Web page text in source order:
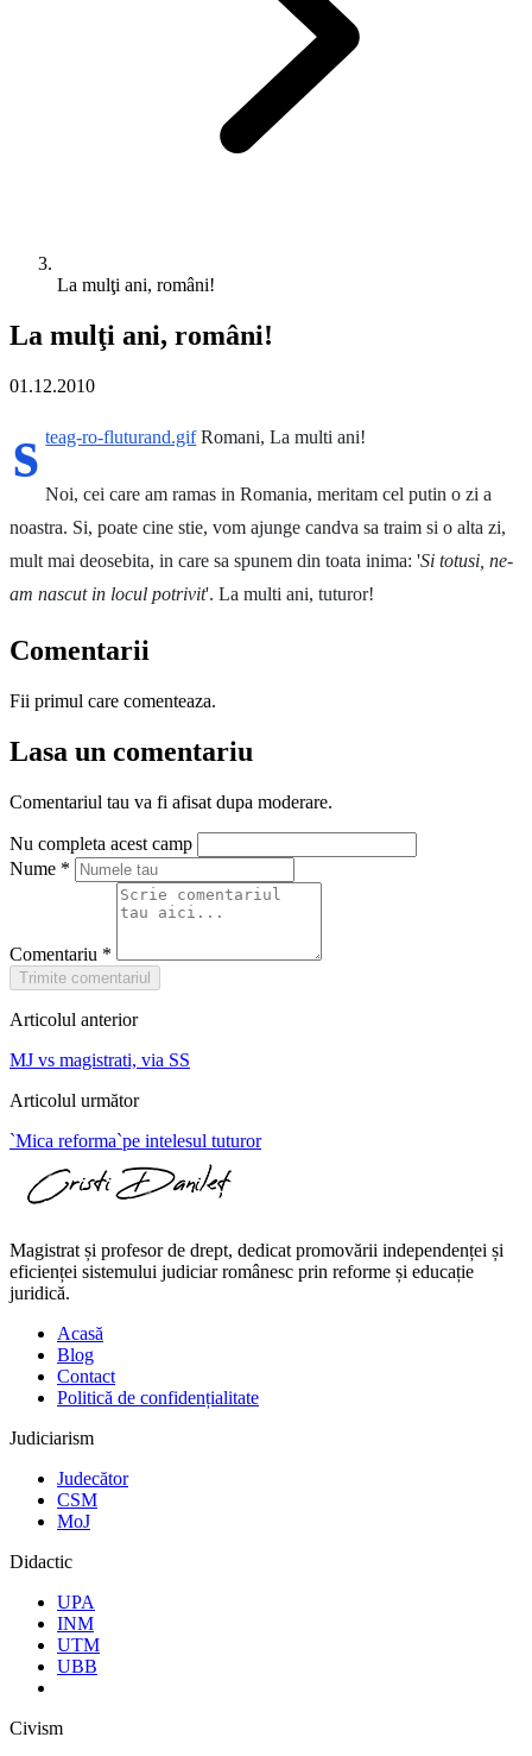
La mulţi ani, români!
La mulţi ani, români!
01.12.2010
s teag-ro-fluturand.gifRomani, La multi ani!
Noi, cei care am ramas in Romania, meritam cel putin o zi a
noastra. Si, poate cine stie, vom ajunge candva sa traim si o alta zi,
mult mai deosebita, in care sa spunem din toata inima: 'Si totusi, ne-
am nascut in locul potrivit'. La multi ani, tuturor!
Comentarii
Fii primul care comenteaza.
Lasa un comentariu
Comentariul tau va fi afisat dupa moderare.
Nu completa acest camp
Nume *
Comentariu *
Trimite comentariul
Articolul anterior
MJ vs magistrati, via SS
Articolul următor
`Mica reforma`pe intelesul tuturor
Magistrat și profesor de drept, dedicat promovării independenței și
eficienței sistemului judiciar românesc prin reforme și educație
juridică.
Acasă
Blog
Contact
Politică de confidențialitate
Judiciarism
Judecător
CSM
MoJ
Didactic
UPA
INM
UTM
UBB
Civism